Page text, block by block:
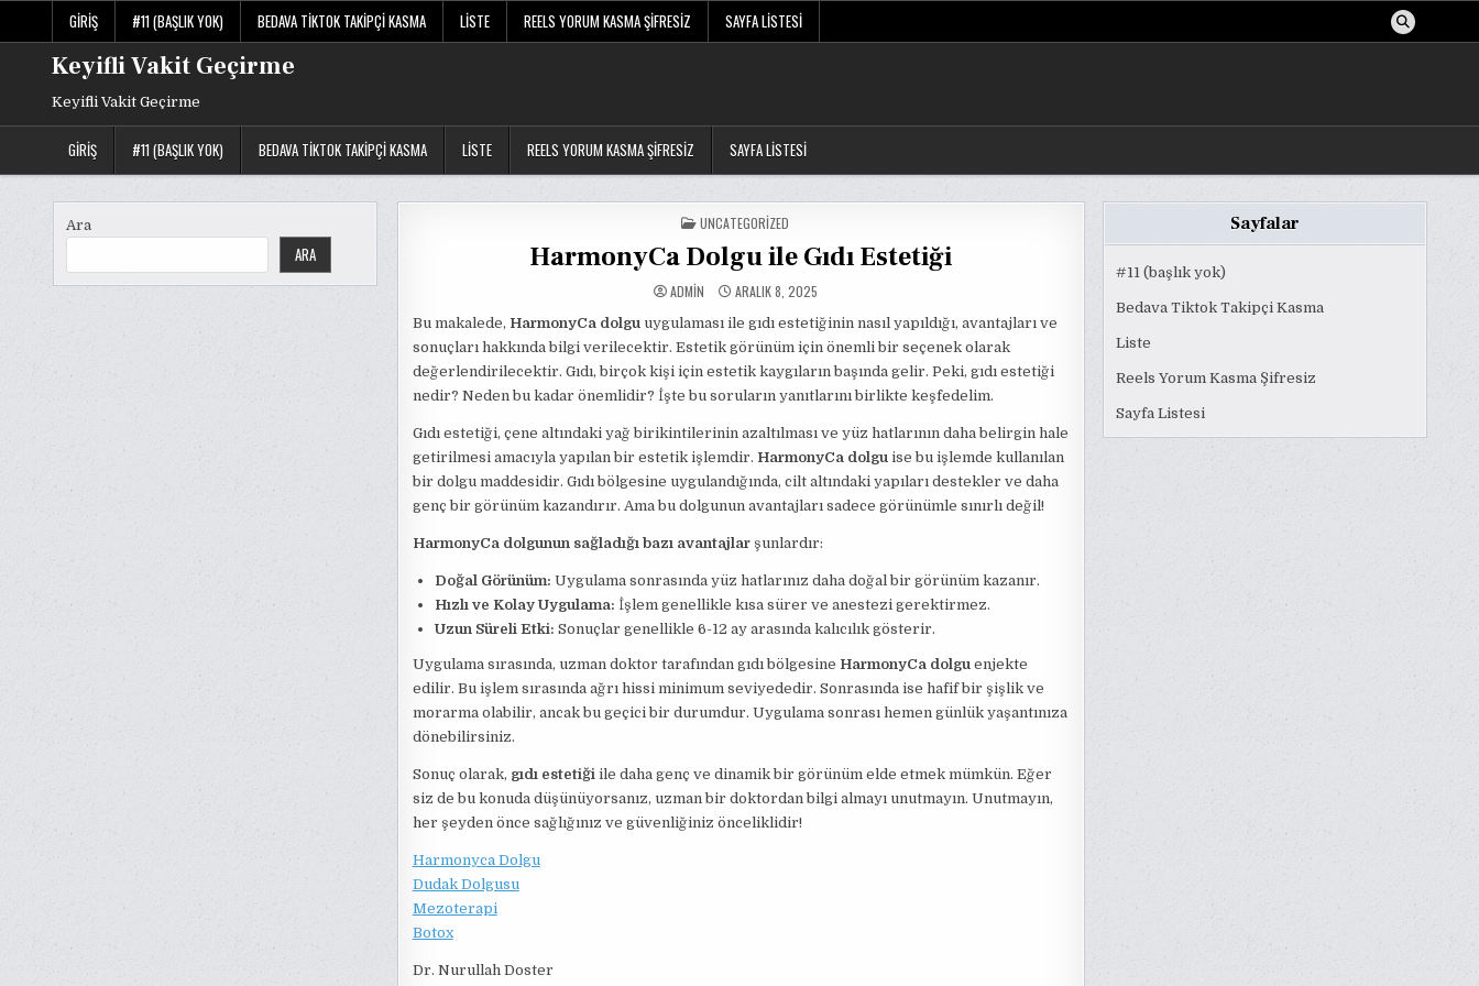
content
GIRIŞ #11 (BAŞLIK YOK) BEDAVA TIKTOK TAKIPÇI KASMA LISTE REELS YORUM KASMA ŞIFRESIZ SAYFA LISTESI
Keyifli Vakit Geçirme
Keyifli Vakit Geçirme
GIRIŞ #11 (BAŞLIK YOK) BEDAVA TIKTOK TAKIPÇI KASMA LISTE REELS YORUM KASMA ŞIFRESIZ SAYFA LISTESI
Ara
ARA
POSTED
IN
UNCATEGORIZED
HarmonyCa Dolgu ile Gıdı Estetiği
ADMIN ARALIK 8, 2025
Bu makalede, HarmonyCa dolguuygulaması ile gıdı estetiğinin nasıl yapıldığı, avantajları ve
sonuçları hakkında bilgi verilecektir. Estetik görünüm için önemli bir seçenek olarak
değerlendirilecektir. Gıdı, birçok kişi için estetik kaygıların başında gelir. Peki, gıdı estetiği
nedir? Neden bu kadar önemlidir? İşte bu soruların yanıtlarını birlikte keşfedelim.
Gıdı estetiği, çene altındaki yağ birikintilerinin azaltılması ve yüz hatlarının daha belirgin hale
getirilmesi amacıyla yapılan bir estetik işlemdir. HarmonyCa dolguise bu işlemde kullanılan
bir dolgu maddesidir. Gıdı bölgesine uygulandığında, cilt altındaki yapıları destekler ve daha
genç bir görünüm kazandırır. Ama bu dolgunun avantajları sadece görünümle sınırlı değil!
HarmonyCa dolgunun sağladığı bazı avantajlarşunlardır:
Doğal Görünüm: Uygulama sonrasında yüz hatlarınız daha doğal bir görünüm kazanır.
Hızlı ve Kolay Uygulama: İşlem genellikle kısa sürer ve anestezi gerektirmez.
Uzun Süreli Etki: Sonuçlar genellikle 6-12 ay arasında kalıcılık gösterir.
Uygulama sırasında, uzman doktor tarafından gıdı bölgesine HarmonyCa dolguenjekte
edilir. Bu işlem sırasında ağrı hissi minimum seviyededir. Sonrasında ise hafif bir şişlik ve
morarma olabilir, ancak bu geçici bir durumdur. Uygulama sonrası hemen günlük yaşantınıza
dönebilirsiniz.
Sonuç olarak, gıdı estetiğiile daha genç ve dinamik bir görünüm elde etmek mümkün. Eğer
siz de bu konuda düşünüyorsanız, uzman bir doktordan bilgi almayı unutmayın. Unutmayın,
her şeyden önce sağlığınız ve güvenliğiniz önceliklidir!
Harmonyca Dolgu
Dudak Dolgusu
Mezoterapi
Botox
Dr. Nurullah Doster
Sayfalar
#11 (başlık yok)
Bedava Tiktok Takipçi Kasma
Liste
Reels Yorum Kasma Şifresiz
Sayfa Listesi